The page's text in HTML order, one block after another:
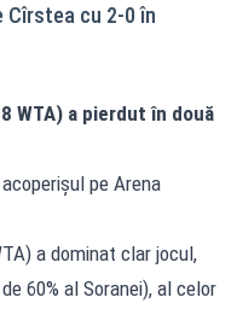
Cîrstea cu 2-0 în
WTA) a pierdut în două
pe Arena
a dominat clar jocul,
60% al Soranei), al celor